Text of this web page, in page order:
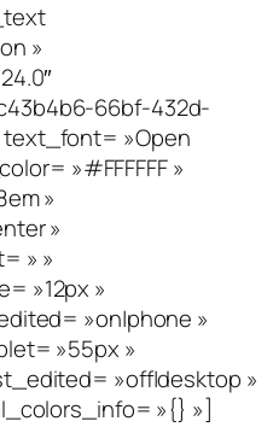
»
66bf-432d-
text_font= »Open
»#FFFFFF »
»
»
» »
»12px »
»on|phone »
»55px »
»off|desktop »
»{} »]